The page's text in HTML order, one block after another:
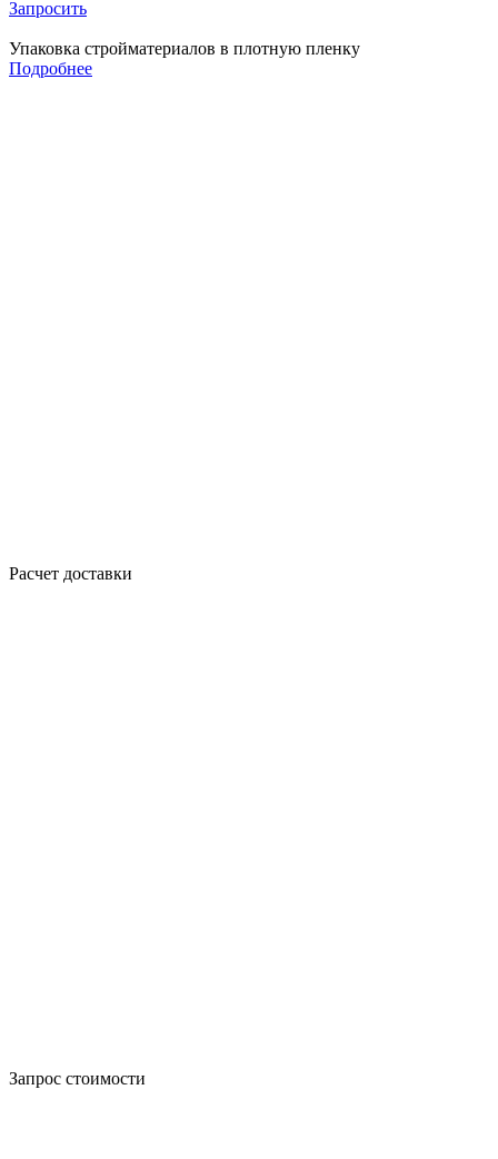
Запросить
Упаковка стройматериалов в плотную пленку
Подробнее
Расчет доставки
Запрос стоимости